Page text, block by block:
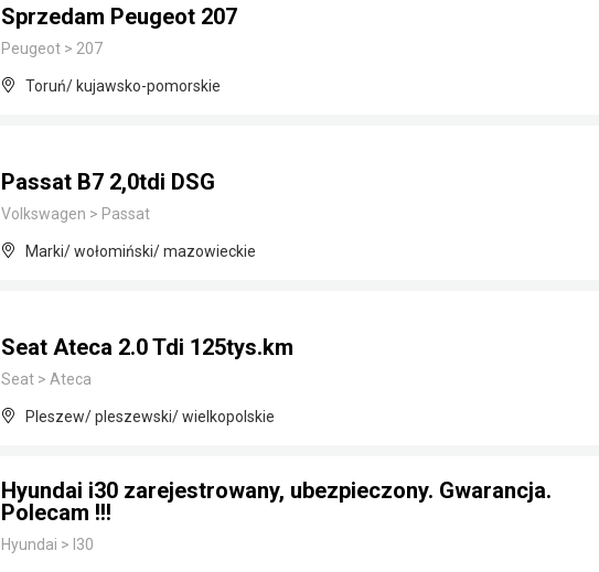
Sprzedam Peugeot 207
Peugeot > 207
Toruń/ kujawsko-pomorskie
Passat B7 2,0tdi DSG
Volkswagen > Passat
Marki/ wołomiński/ mazowieckie
Seat Ateca 2.0 Tdi 125tys.km
Seat > Ateca
Pleszew/ pleszewski/ wielkopolskie
Hyundai i30 zarejestrowany, ubezpieczony. Gwarancja.
Polecam !!!
Hyundai > I30